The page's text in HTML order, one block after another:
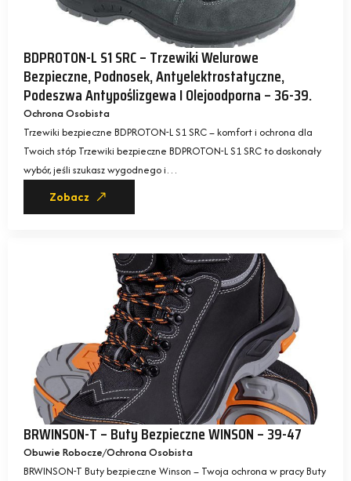
BDPROTON-L S1 SRC – Trzewiki Welurowe
Bezpieczne, Podnosek, Antyelektrostatyczne,
Podeszwa Antypoślizgewa I Olejoodporna – 36-39.
Ochrona Osobista
Trzewiki bezpieczne BDPROTON-L S1 SRC – komfort i ochrona dla
Twoich stóp Trzewiki bezpieczne BDPROTON-L S1 SRC to doskonały
wybór, jeśli szukasz wygodnego i…
Zobacz
BRWINSON-T – Buty Bezpieczne WINSON – 39-47
Obuwie Robocze Ochrona Osobista
BRWINSON-T Buty bezpieczne Winson – Twoja ochrona w pracy Buty